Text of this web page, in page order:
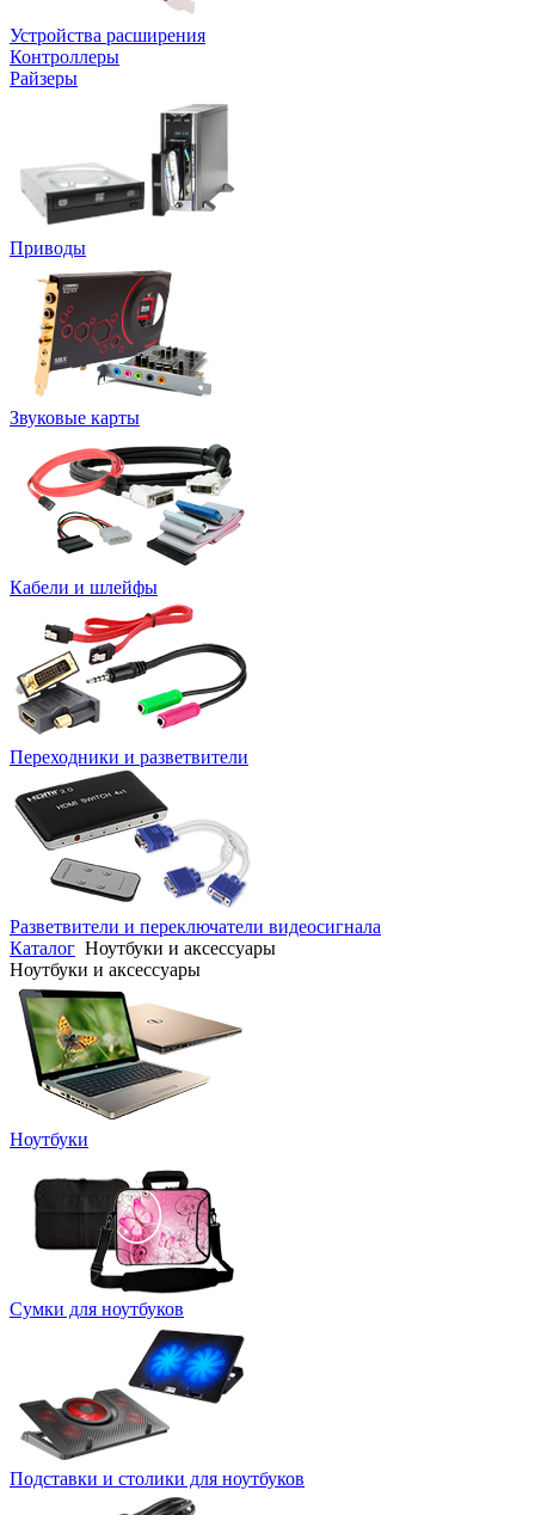
Устройства расширения
Контроллеры
Райзеры
Приводы
Звуковые карты
Кабели и шлейфы
Переходники и разветвители
Разветвители и переключатели видеосигнала
Каталог Ноутбуки и аксессуары
Ноутбуки и аксессуары
Ноутбуки
Сумки для ноутбуков
Подставки и столики для ноутбуков